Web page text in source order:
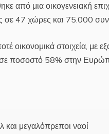
από μια οικογενειακή
σε 47 χώρες και 75.000
οικονομικά στοιχεία, με
σε ποσοστό 58% στην
μεγαλόπρεποι ναοί